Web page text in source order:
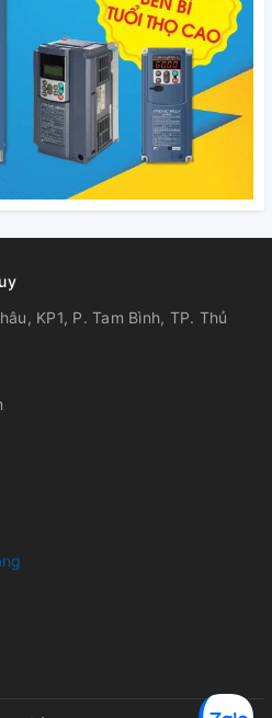
KP1, P. Tam Bình, TP. Thủ